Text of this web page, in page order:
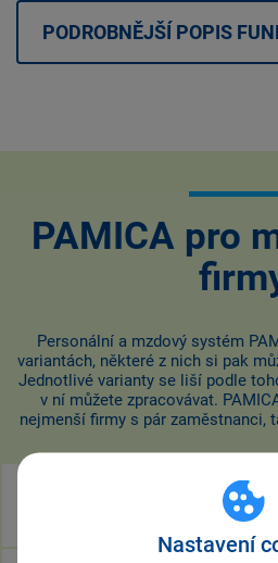
Nastavení
PODROBNĚJŠÍ POPIS
PAMICA pro
Personální a mzdový systém
variantách, některé z nich si pak
Jednotlivé varianty se liší podle
v ní můžete zpracovávat.
nejmenší firmy s pár zaměstnanci,
do 20 zaměstnanců